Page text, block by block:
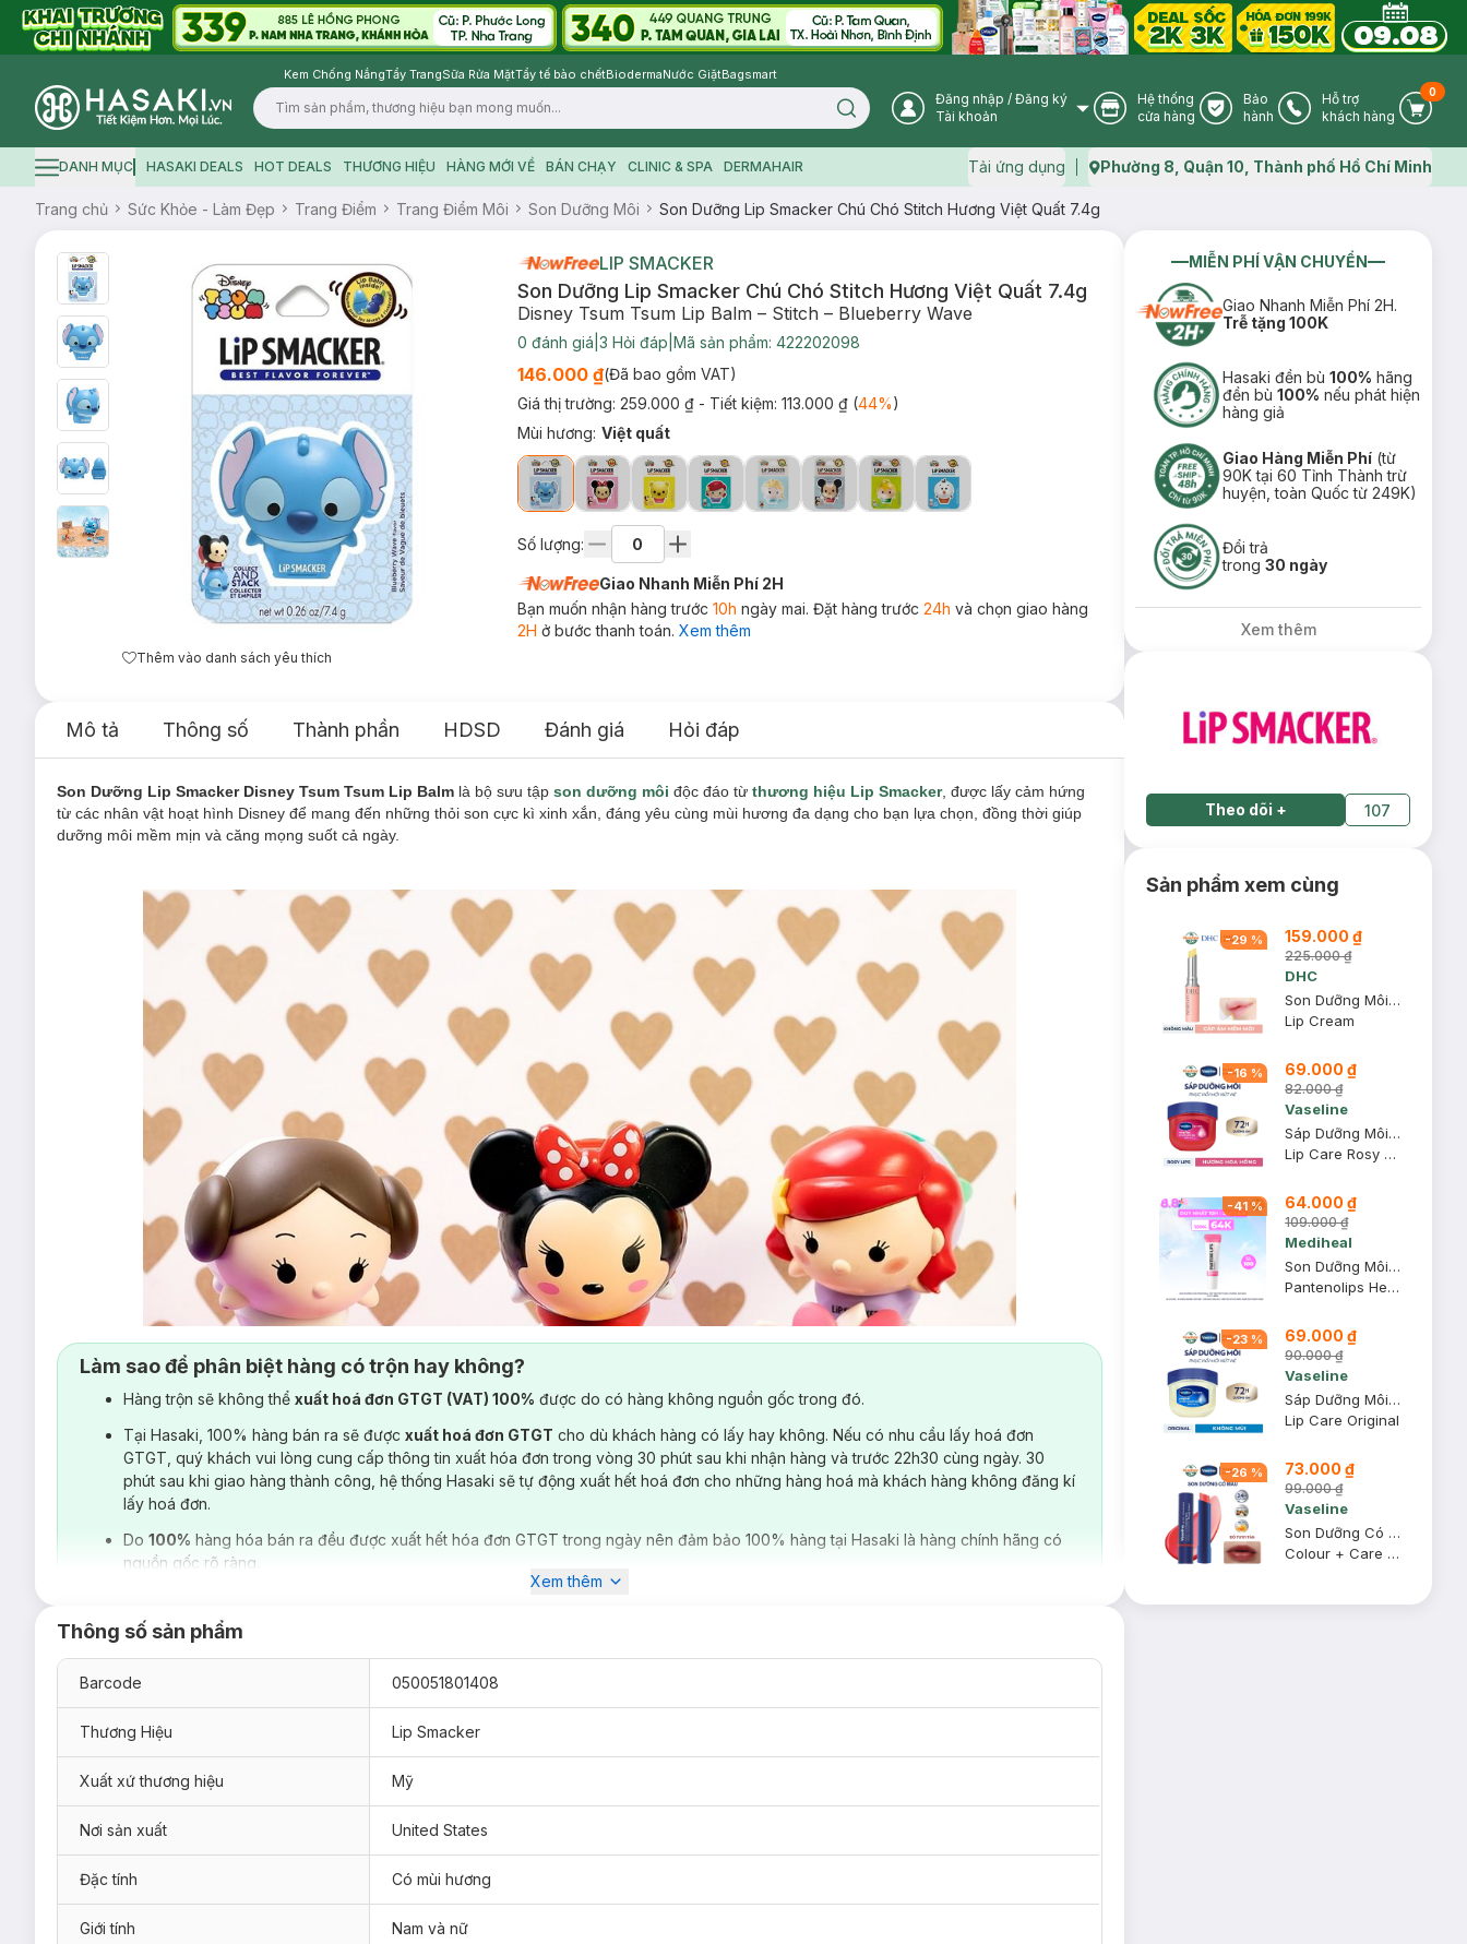
Kem Chống NắngTẩy TrangSữa Rửa MặtTẩy tế bào chếtBiodermaNước GiặtBagsmart
Logo
Search icon User Icon
Đăng nhập / Đăng ký
Tài khoản
Store Icon
Hệ thống
cửa hàng
Warranty Icon
Bảo
hành
Phone Icon
Hỗ trợ
khách hàng
Cart
0
Hamburger icon
DANH MỤC HASAKI DEALS HOT DEALS THƯƠNG HIỆU HÀNG MỚI VỀ BÁN CHẠY CLINIC & SPA DERMAHAIR Tải ứng dụng Map icon
Phường 8, Quận 10, Thành phố Hồ Chí Minh
Trang chủ Sức Khỏe - Làm Đẹp Trang Điểm Trang Điểm Môi Son Dưỡng Môi Son Dưỡng Lip Smacker Chú Chó Stitch Hương Việt Quất 7.4g
Thêm vào danh sách yêu thích
LIP SMACKER
Son Dưỡng Lip Smacker Chú Chó Stitch Hương Việt Quất 7.4g
Disney Tsum Tsum Lip Balm – Stitch – Blueberry Wave
0 đánh giá 3 Hỏi đáp Mã sản phẩm: 422202098
146.000 ₫(Đã bao gồm VAT)
Giá thị trường: 259.000 ₫ - Tiết kiệm: 113.000 ₫(44%)
Mùi hương: Việt quất
Số lượng:
Giao Nhanh Miễn Phí 2H
Bạn muốn nhận hàng trước 10h ngày mai. Đặt hàng trước 24h và chọn giao hàng
2H ở bước thanh toán. Xem thêm
Mô tả Thông số Thành phần HDSD Đánh giá Hỏi đáp
Son Dưỡng Lip Smacker Disney Tsum Tsum Lip Balm là bộ sưu tập son dưỡng môi độc đáo từ thương hiệu Lip Smacker, được lấy cảm hứng
từ các nhân vật hoạt hình Disney để mang đến những thỏi son cực kì xinh xắn, đáng yêu cùng mùi hương đa dạng cho bạn lựa chọn, đồng thời giúp
dưỡng môi mềm mịn và căng mọng suốt cả ngày.
Làm sao để phân biệt hàng có trộn hay không?
Hàng trộn sẽ không thể xuất hoá đơn GTGT (VAT) 100% được do có hàng không nguồn gốc trong đó.
Tại Hasaki, 100% hàng bán ra sẽ được xuất hoá đơn GTGT cho dù khách hàng có lấy hay không. Nếu có nhu cầu lấy hoá đơn
GTGT, quý khách vui lòng cung cấp thông tin xuất hóa đơn trong vòng 30 phút sau khi nhận hàng và trước 22h30 cùng ngày. 30
phút sau khi giao hàng thành công, hệ thống Hasaki sẽ tự động xuất hết hoá đơn cho những hàng hoá mà khách hàng không đăng kí
lấy hoá đơn.
Do 100% hàng hóa bán ra đều được xuất hết hóa đơn GTGT trong ngày nên đảm bảo 100% hàng tại Hasaki là hàng chính hãng có
nguồn gốc rõ ràng.
Xem thêm
Thông số sản phẩm
Barcode 050051801408
Thương Hiệu Lip Smacker
Xuất xứ thương hiệu Mỹ
Nơi sản xuất United States
Đặc tính Có mùi hương
Giới tính Nam và nữ
MIỄN PHÍ VẬN CHUYỂN
Giao Nhanh Miễn Phí 2H.
Trễ tặng 100K
Hasaki đền bù100% hãng
đền bù100% nếu phát hiện
hàng giả
Giao Hàng Miễn Phí (từ
90K tại 60 Tỉnh Thành trừ
huyện, toàn Quốc từ 249K)
Đổi trả
trong30 ngày
Xem thêm
Theo dõi + 107
Sản phẩm xem cùng
-29 % 159.000 ₫
225.000 ₫
DHC
Son Dưỡng Môi DHC Không Màu Hỗ Trợ Giảm Thâm Môi 1.5g
Lip Cream
-16 % 69.000 ₫
82.000 ₫
Vaseline
Sáp Dưỡng Môi Vaseline Hồng Xinh 7g
Lip Care Rosy Lips
-41% 64.000 ₫
109.000 ₫
Mediheal
Son Dưỡng Môi Mediheal Hỗ Trợ Mờ Thâm, Dưỡng Ẩm Ban Ngày 10ml
Pantenolips Healssence
-23 % 69.000 ₫
90.000 ₫
Vaseline
Sáp Dưỡng Môi Vaseline Mềm Mịn 7g
Lip Care Original
-26 % 73.000 ₫
99.000 ₫
Vaseline
Son Dưỡng Có Màu Vaseline Đỏ Tươi Tắn 3g
Colour + Care #Kissing Red